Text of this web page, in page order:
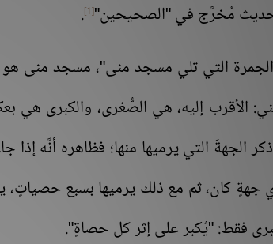
مُخرَّج في "الصحيحين"[1]
.
التي تلي مسجد منى"، مسجد منى
الأقرب إليه، هي الصُّغرى، والكبرى هي
الجهةَ التي يرميها منها؛ فظاهره أنَّه إذا
كان، ثم مع ذلك يرميها بسبع حصياتٍ،
فقط: "يُكبر على إثر كل حصاةٍ".